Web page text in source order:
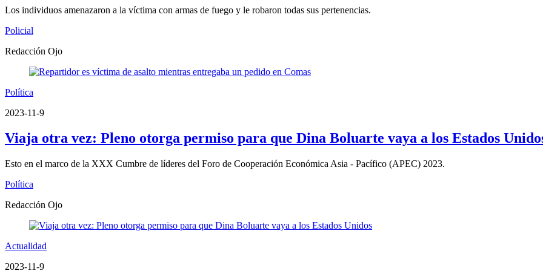
Los individuos amenazaron a la víctima con armas de fuego y le robaron todas sus pertenencias.
Policial
Redacción Ojo
Política
2023-11-9
Viaja otra vez: Pleno otorga permiso para que Dina Boluarte vaya a los Estados
Esto en el marco de la XXX Cumbre de líderes del Foro de Cooperación Económica Asia - Pacífico (APEC) 2023.
Política
Redacción Ojo
Actualidad
2023-11-9